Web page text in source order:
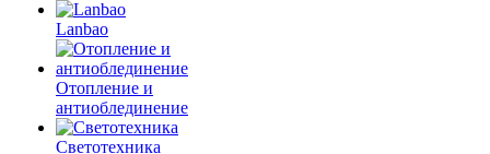
Lanbao
Отопление и
антиоблединение
Светотехника